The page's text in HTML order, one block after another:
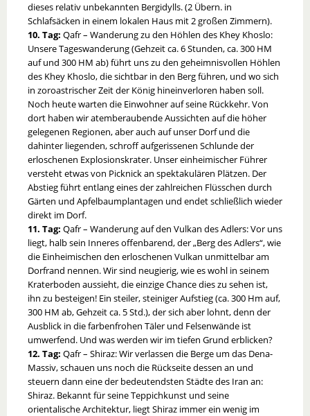
dieses relativ unbekannten Bergidylls. (2 Übern. in
Schlafsäcken in einem lokalen Haus mit 2 großen Zimmern).
10. Tag: Qafr – Wanderung zu den Höhlen des Khey Khoslo:
Unsere Tageswanderung (Gehzeit ca. 6 Stunden, ca. 300 HM
auf und 300 HM ab) führt uns zu den geheimnisvollen Höhlen
des Khey Khoslo, die sichtbar in den Berg führen, und wo sich
in zoroastrischer Zeit der König hineinverloren haben soll.
Noch heute warten die Einwohner auf seine Rückkehr. Von
dort haben wir atemberaubende Aussichten auf die höher
gelegenen Regionen, aber auch auf unser Dorf und die
dahinter liegenden, schroff aufgerissenen Schlunde der
erloschenen Explosionskrater. Unser einheimischer Führer
versteht etwas von Picknick an spektakulären Plätzen. Der
Abstieg führt entlang eines der zahlreichen Flüsschen durch
Gärten und Apfelbaumplantagen und endet schließlich wieder
direkt im Dorf.
11. Tag: Qafr – Wanderung auf den Vulkan des Adlers: Vor uns
liegt, halb sein Inneres offenbarend, der „Berg des Adlers“, wie
die Einheimischen den erloschenen Vulkan unmittelbar am
Dorfrand nennen. Wir sind neugierig, wie es wohl in seinem
Kraterboden aussieht, die einzige Chance dies zu sehen ist,
ihn zu besteigen! Ein steiler, steiniger Aufstieg (ca. 300 Hm auf,
300 HM ab, Gehzeit ca. 5 Std.), der sich aber lohnt, denn der
Ausblick in die farbenfrohen Täler und Felsenwände ist
umwerfend. Und was werden wir im tiefen Grund erblicken?
12. Tag: Qafr – Shiraz: Wir verlassen die Berge um das Dena-
Massiv, schauen uns noch die Rückseite dessen an und
steuern dann eine der bedeutendsten Städte des Iran an:
Shiraz. Bekannt für seine Teppichkunst und seine
orientalische Architektur, liegt Shiraz immer ein wenig im